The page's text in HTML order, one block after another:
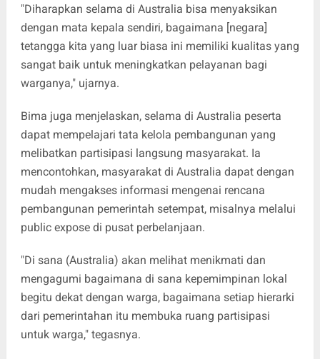
"Diharapkan selama di Australia bisa menyaksikan
dengan mata kepala sendiri, bagaimana [negara]
tetangga kita yang luar biasa ini memiliki kualitas yang
sangat baik untuk meningkatkan pelayanan bagi
warganya," ujarnya.
Bima juga menjelaskan, selama di Australia peserta
dapat mempelajari tata kelola pembangunan yang
melibatkan partisipasi langsung masyarakat. Ia
mencontohkan, masyarakat di Australia dapat dengan
mudah mengakses informasi mengenai rencana
pembangunan pemerintah setempat, misalnya melalui
public expose di pusat perbelanjaan.
"Di sana (Australia) akan melihat menikmati dan
mengagumi bagaimana di sana kepemimpinan lokal
begitu dekat dengan warga, bagaimana setiap hierarki
dari pemerintahan itu membuka ruang partisipasi
untuk warga," tegasnya.